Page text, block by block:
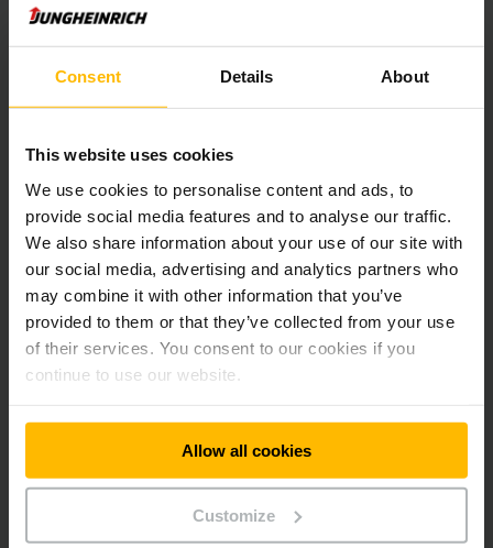
Consent Details About
This website uses cookies
We use cookies to personalise content and ads, to
provide social media features and to analyse our traffic.
We also share information about your use of our site with
our social media, advertising and analytics partners who
may combine it with other information that you’ve
provided to them or that they’ve collected from your use
of their services. You consent to our cookies if you
continue to use our website.
Allow all cookies
Customize
Intégration rapide et facile
1
Déterminez le niveau d'automatisation souhaité en
fonction du type et de la taille de votre entrepôt.